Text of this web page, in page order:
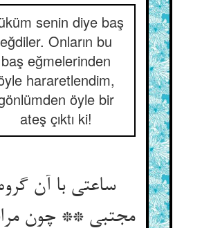
senin diye baş
eğdiler. Onların bu
baş eğmelerinden
hararetlendim,
öyle bir
ateş çıktı ki!
ساعتی با آن
مجتبی ** چون